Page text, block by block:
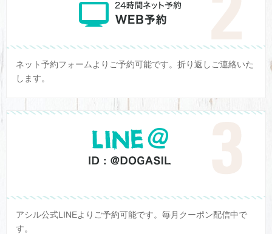
ネット予約フォームよりご予約可能です。折り返しご連絡いた
します。
アシル公式LINEよりご予約可能です。毎月クーポン配信中で
す。